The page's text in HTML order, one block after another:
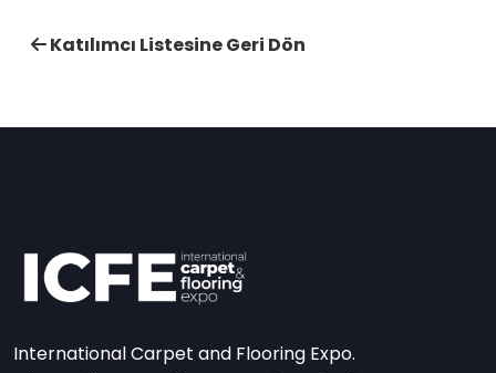
Katılımcı Listesine Geri Dön
International Carpet and Flooring Expo.